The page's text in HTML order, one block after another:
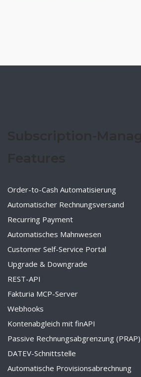
Order-to-Cash Automatisierung
Automatischer Rechnungsversand
Recurring Payment
Automatisches Mahnwesen
Customer Self-Service Portal
Upgrade & Downgrade
REST-API
Fakturia MCP-Server
Webhooks
Kontenabgleich mit finAPI
Passive Rechnungsabgrenzung (PRAP)
DATEV-Schnittstelle
Automatische Provisionsabrechnung